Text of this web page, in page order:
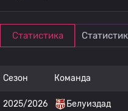
Статистика
Сезон Команда
2025/2026 Белуиздад